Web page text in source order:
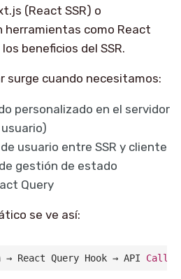
(React SSR) o
herramientas como React
beneficios del SSR.
surge cuando necesitamos:
personalizado en el servidor
usuario entre SSR y cliente
gestión de estado
Query
se ve así:
→ React Query Hook → API Call